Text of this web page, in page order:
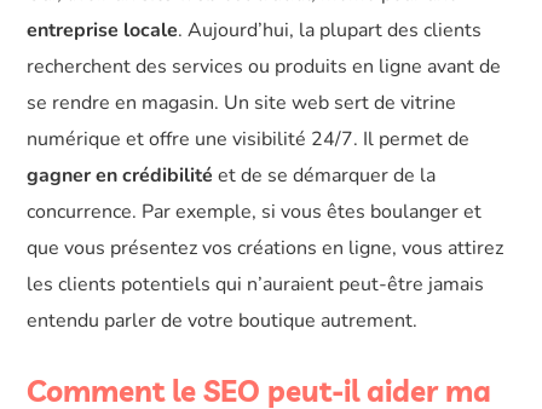
entreprise locale. Aujourd’hui, la plupart des clients
recherchent des services ou produits en ligne avant de
se rendre en magasin. Un site web sert de vitrine
numérique et offre une visibilité 24/7. Il permet de
gagner en crédibilité et de se démarquer de la
concurrence. Par exemple, si vous êtes boulanger et
que vous présentez vos créations en ligne, vous attirez
les clients potentiels qui n’auraient peut-être jamais
entendu parler de votre boutique autrement.
Comment le SEO peut-il aider ma